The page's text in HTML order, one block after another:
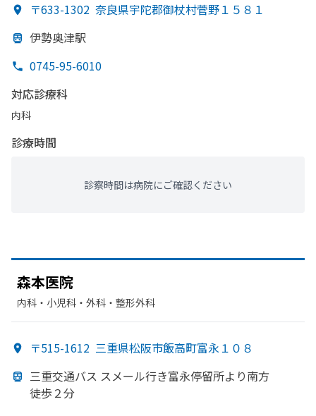
〒633-1302 奈良県宇陀郡御杖村菅野１５８１
伊勢奥津駅
0745-95-6010
対応診療科
内科
診療時間
診察時間は病院にご確認ください
森本医院
内科・​小児科・​外科・​整形外科
〒515-1612 三重県松阪市飯高町富永１０８
三重交通バス スメール行き富永停留所より南方
徒歩２分